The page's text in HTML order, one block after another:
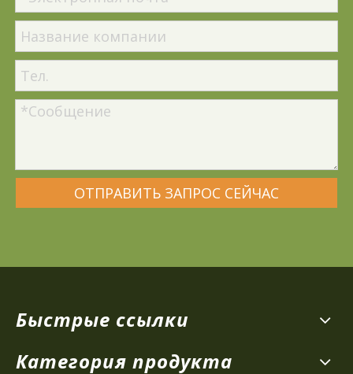
ОТПРАВИТЬ ЗАПРОС СЕЙЧАС
Быстрые ссылки
Категория продукта